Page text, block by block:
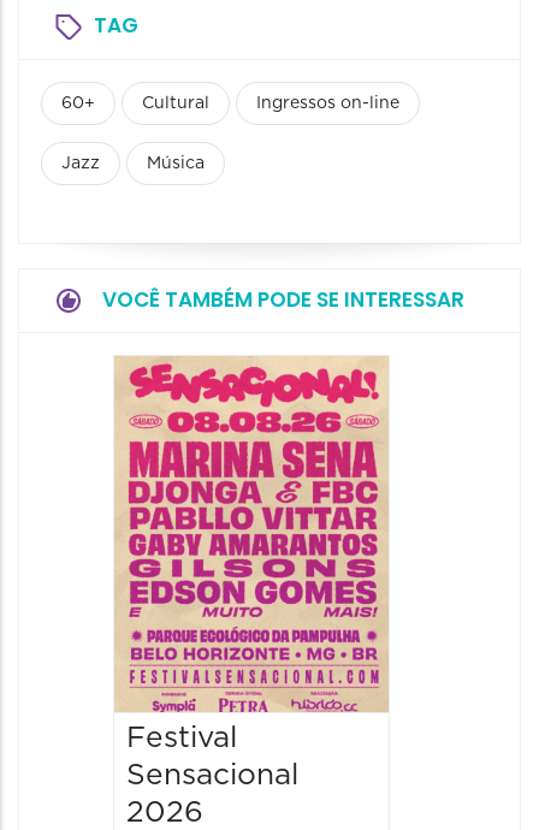
TAG
60+ Cultural Ingressos on-line
Jazz Música
VOCÊ TAMBÉM PODE SE INTERESSAR
Festival
Sensacional
2026